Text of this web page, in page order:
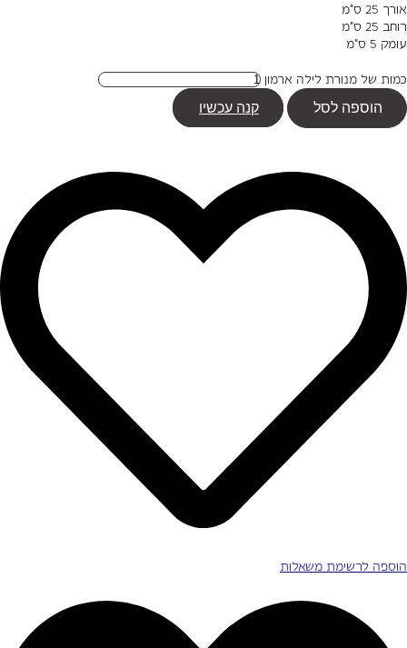
אורך 25 ס"מ
רוחב 25 ס"מ
עומק 5 ס"מ
כמות של מנורת לילה ארמון
הוספה לסל קנה עכשיו
הוספה לרשימת משאלות